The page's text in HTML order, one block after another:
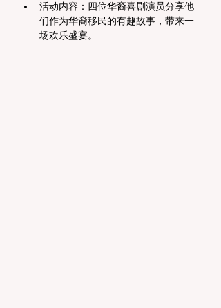
活动内容：四位华裔喜剧演员分享他
们作为华裔移民的有趣故事，带来一
场欢乐盛宴。